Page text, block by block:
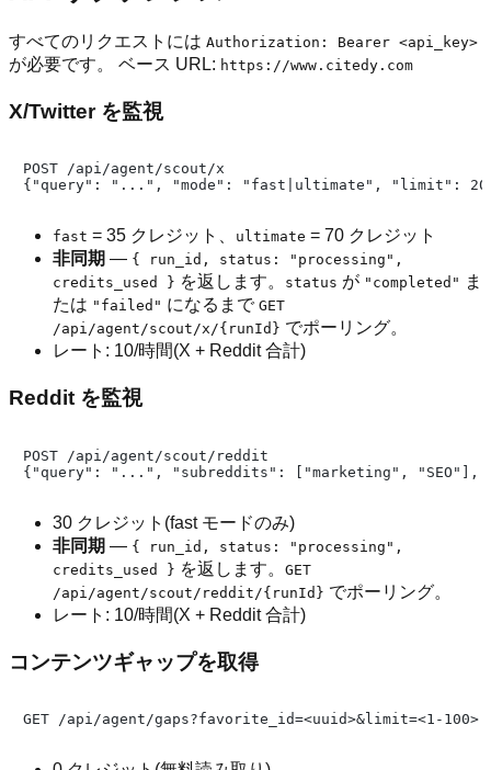
すべてのリクエストには Authorization: Bearer <api_key>
が必要です。 ベース URL: https://www.citedy.com
X/Twitter を監視
POST /api/agent/scout/x
fast = 35 クレジット、 ultimate = 70 クレジット
非同期 — { run_id, status: "processing",
credits_used } を返します。 status が "completed" ま
たは "failed" になるまで GET
/api/agent/scout/x/{runId} でポーリング。
レート: 10/時間(X + Reddit 合計)
Reddit を監視
POST /api/agent/scout/reddit
30 クレジット(fast モードのみ)
非同期 — { run_id, status: "processing",
credits_used } を返します。 GET
/api/agent/scout/reddit/{runId} でポーリング。
レート: 10/時間(X + Reddit 合計)
コンテンツギャップを取得